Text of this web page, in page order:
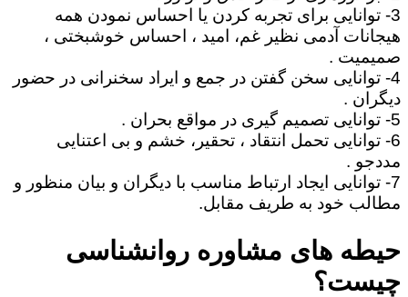
3- توانایی برای تجربه کردن یا احساس نمودن همه
هیجانات آدمی نظیر غم، امید ، احساس خوشبختی ،
صمیمیت .
4- توانایی سخن گفتن در جمع و ایراد سخنرانی در حضور
دیگران .
5- توانایی تصمیم گیری در مواقع بحران .
6- توانایی تحمل انتقاد ، تحقیر، خشم و بی اعتنایی
مددجو .
7- توانایی ایجاد ارتباط مناسب با دیگران و بیان منظور و
مطالب خود به طریف مقابل.
حیطه های مشاوره روانشناسی
چیست؟